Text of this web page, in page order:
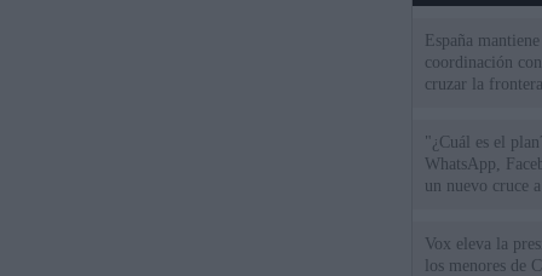
España
coordinación
cruzar la
"¿Cuál es el
WhatsApp,
un nuevo cruce
Vox eleva la
los menores de